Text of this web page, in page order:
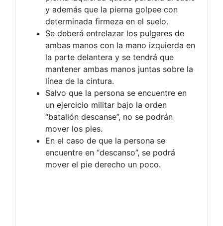
y además que la pierna golpee con
determinada firmeza en el suelo.
Se deberá entrelazar los pulgares de
ambas manos con la mano izquierda en
la parte delantera y se tendrá que
mantener ambas manos juntas sobre la
línea de la cintura.
Salvo que la persona se encuentre en
un ejercicio militar bajo la orden
“batallón descanse”, no se podrán
mover los pies.
En el caso de que la persona se
encuentre en “descanso”, se podrá
mover el pie derecho un poco.